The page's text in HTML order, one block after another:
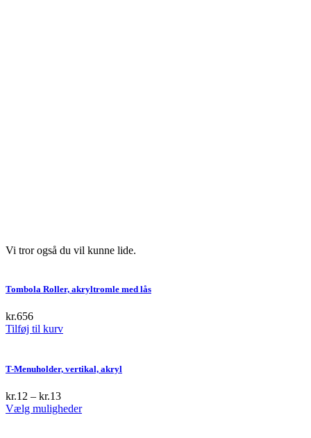
Vi tror også du vil kunne lide.
Tombola Roller, akryltromle med lås
kr.656
Tilføj til kurv
T-Menuholder, vertikal, akryl
kr.12 – kr.13
Vælg mulighederThis